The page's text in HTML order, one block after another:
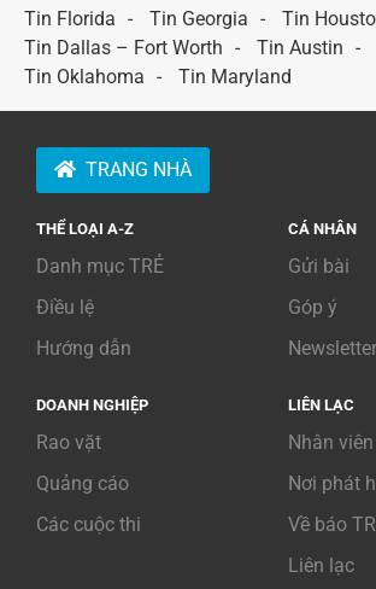
Tin Florida
Tin Georgia
Tin
Tin Dallas – Fort Worth
Tin Austin
Tin Oklahoma
Tin Maryland
TRANG NHÀ
THỂ LOẠI A-Z
Danh mục TRẺ
Điều lệ
Hướng dẫn
CÁ NHÂN
Gửi bài
Góp ý
Newsletter
DOANH NGHIỆP
Rao vặt
Quảng cáo
Các cuộc thi
LIÊN LẠC
Nhân
Nơi phát
Về báo
Liên lạc